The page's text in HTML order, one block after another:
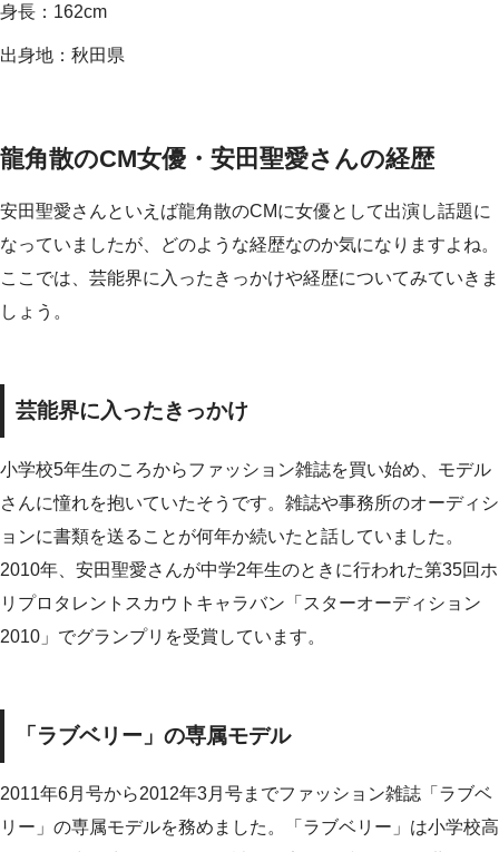
身長：162cm
出身地：秋田県
龍角散のCM女優・安田聖愛さんの経歴
安田聖愛さんといえば龍角散のCMに女優として出演し話題に
なっていましたが、どのような経歴なのか気になりますよね。
ここでは、芸能界に入ったきっかけや経歴についてみていきま
しょう。
芸能界に入ったきっかけ
小学校5年生のころからファッション雑誌を買い始め、モデル
さんに憧れを抱いていたそうです。雑誌や事務所のオーディシ
ョンに書類を送ることが何年か続いたと話していました。
2010年、安田聖愛さんが中学2年生のときに行われた第35回ホ
リプロタレントスカウトキャラバン「スターオーディション
2010」でグランプリを受賞しています。
「ラブベリー」の専属モデル
2011年6月号から2012年3月号までファッション雑誌「ラブベ
リー」の専属モデルを務めました。「ラブベリー」は小学校高